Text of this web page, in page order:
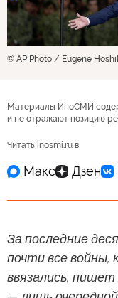
© AP Photo / Eugene
Материалы ИноСМИ
и не отражают позицию
Читать inosmi.ru в
За последние
почти все войны,
ввязались,